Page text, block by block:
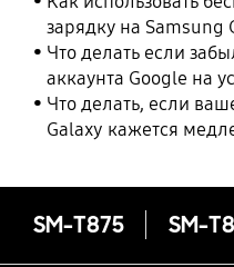
зарядку на Samsung
Что делать если
аккаунта Google на
Что делать, если
Galaxy кажется
SM-T875 SM-